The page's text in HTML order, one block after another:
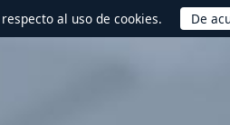
al uso de cookies.